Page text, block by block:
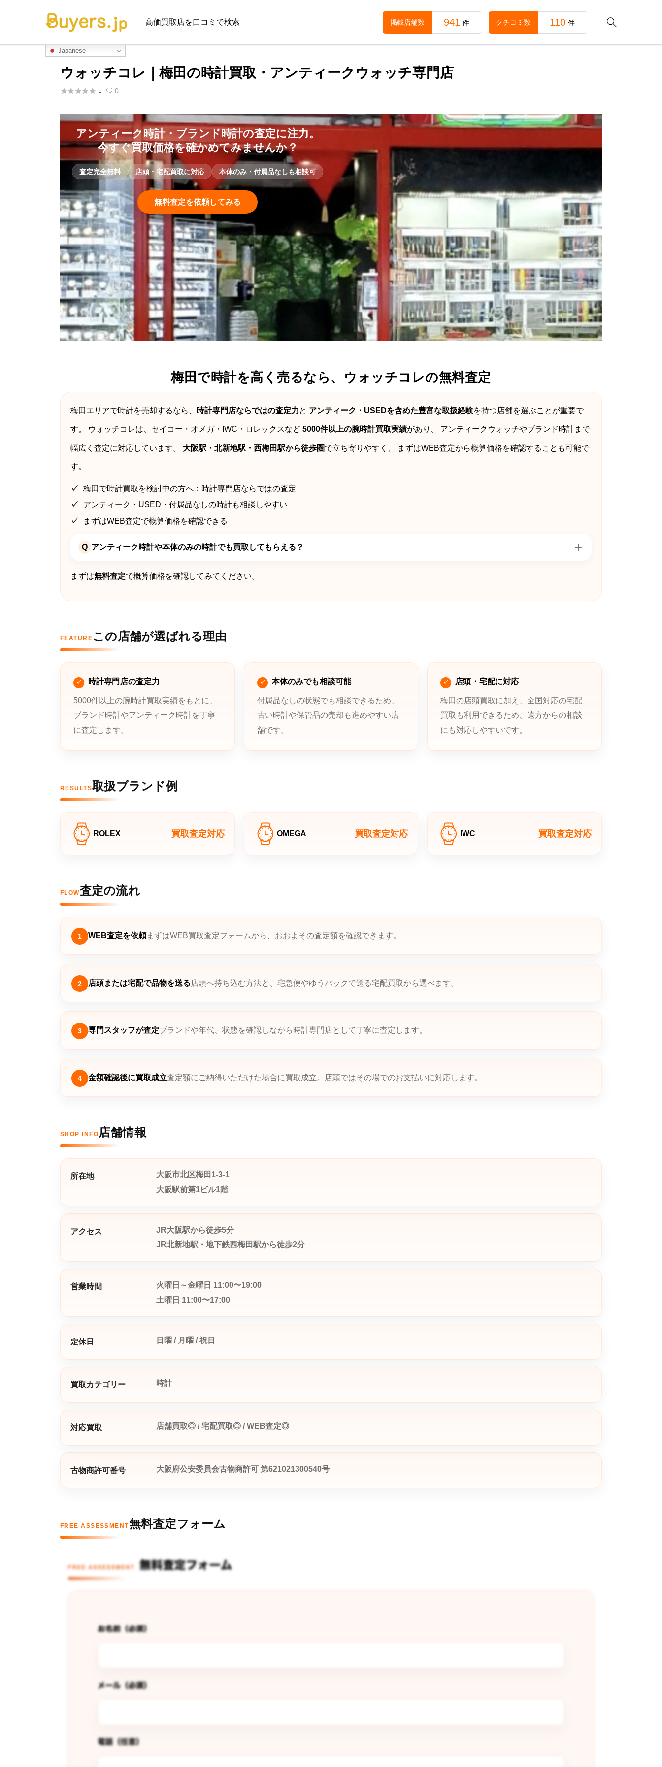
高価買取店を口コミで検索 
掲載店舗数 941 件 クチコミ数 110 件
Japanese
ウォッチコレ｜梅田の時計買取・アンティークウォッチ専門店
 -  0
アンティーク時計・ブランド時計の査定に注力。
今すぐ買取価格を確かめてみませんか？
査定完全無料 店頭・宅配買取に対応 本体のみ・付属品なしも相談可
無料査定を依頼してみる
梅田で時計を高く売るなら、ウォッチコレの無料査定
梅田エリアで時計を売却するなら、 時計専門店ならではの査定力と アンティーク・USEDを含めた豊富な取扱経験を持つ店舗を選ぶことが重要で
す。 ウォッチコレは、セイコー・オメガ・IWC・ロレックスなど 5000件以上の腕時計買取実績があり、 アンティークウォッチやブランド時計まで
幅広く査定に対応しています。 大阪駅・北新地駅・西梅田駅から徒歩圏で立ち寄りやすく、 まずはWEB査定から概算価格を確認することも可能で
す。
梅田で時計買取を検討中の方へ：時計専門店ならではの査定
アンティーク・USED・付属品なしの時計も相談しやすい
まずはWEB査定で概算価格を確認できる
Q アンティーク時計や本体のみの時計でも買取してもらえる？
まずは無料査定で概算価格を確認してみてください。
FEATURE この店舗が選ばれる理由
時計専門店の査定力
5000件以上の腕時計買取実績をもとに、
ブランド時計やアンティーク時計を丁寧
に査定します。
本体のみでも相談可能
付属品なしの状態でも相談できるため、
古い時計や保管品の売却も進めやすい店
舗です。
店頭・宅配に対応
梅田の店頭買取に加え、全国対応の宅配
買取も利用できるため、遠方からの相談
にも対応しやすいです。
RESULTS取扱ブランド例
ROLEX 買取査定対応 OMEGA 買取査定対応 IWC 買取査定対応
FLOW査定の流れ
1 WEB査定を依頼まずはWEB買取査定フォームから、おおよその査定額を確認できます。
2 店頭または宅配で品物を送る店頭へ持ち込む方法と、宅急便やゆうパックで送る宅配買取から選べます。
3 専門スタッフが査定ブランドや年代、状態を確認しながら時計専門店として丁寧に査定します。
4 金額確認後に買取成立査定額にご納得いただけた場合に買取成立。店頭ではその場でのお支払いに対応します。
SHOP INFO 店舗情報
所在地
大阪市北区梅田1-3-1
大阪駅前第1ビル1階
アクセス
JR大阪駅から徒歩5分
JR北新地駅・地下鉄西梅田駅から徒歩2分
営業時間
火曜日～金曜日 11:00〜19:00
土曜日 11:00〜17:00
定休日 日曜 / 月曜 / 祝日
買取カテゴリー 時計
対応買取 店舗買取◎ / 宅配買取◎ / WEB査定◎
古物商許可番号 大阪府公安委員会古物商許可 第621021300540号
FREE ASSESSMENT無料査定フォーム